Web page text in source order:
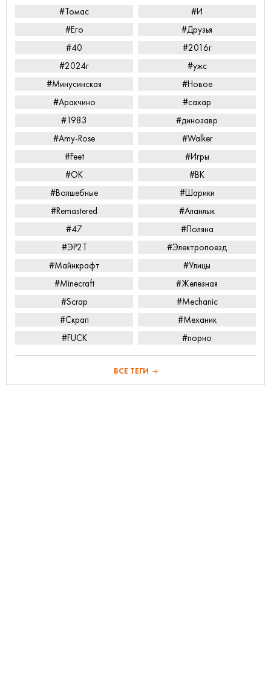
#Томас
#И
#Его
#Друзья
#40
#2016г
#2024г
#ужс
#Минусинская
#Новое
#Аракчино
#сахар
#1983
#динозавр
#Amy-Rose
#Walker
#Feet
#Игры
#ОК
#ВК
#Волшебные
#Шарики
#Remastered
#Аланлык
#47
#Поляна
#ЭР2Т
#Электропоезд
#Майнкрафт
#Улицы
#Minecraft
#Железная
#Scrap
#Mechanic
#Скрап
#Механик
#FUCK
#порно
ВСЕ ТЕГИ